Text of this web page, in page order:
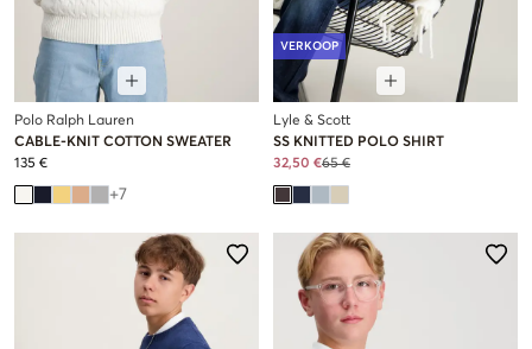
Polo Ralph Lauren
CABLE-KNIT COTTON SWEATER
135 €
+7
VERKOOP
Lyle & Scott
SS KNITTED POLO SHIRT
32,50 €65 €